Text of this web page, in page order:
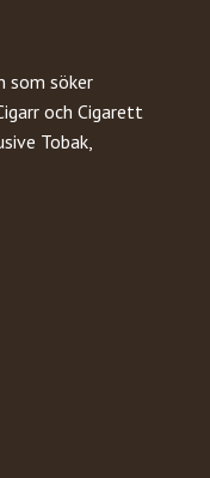
som söker
och Cigarett
Tobak,